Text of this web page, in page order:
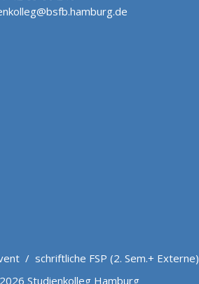
/ schriftliche FSP (2. Sem.+ Externe)
Studienkolleg Hamburg